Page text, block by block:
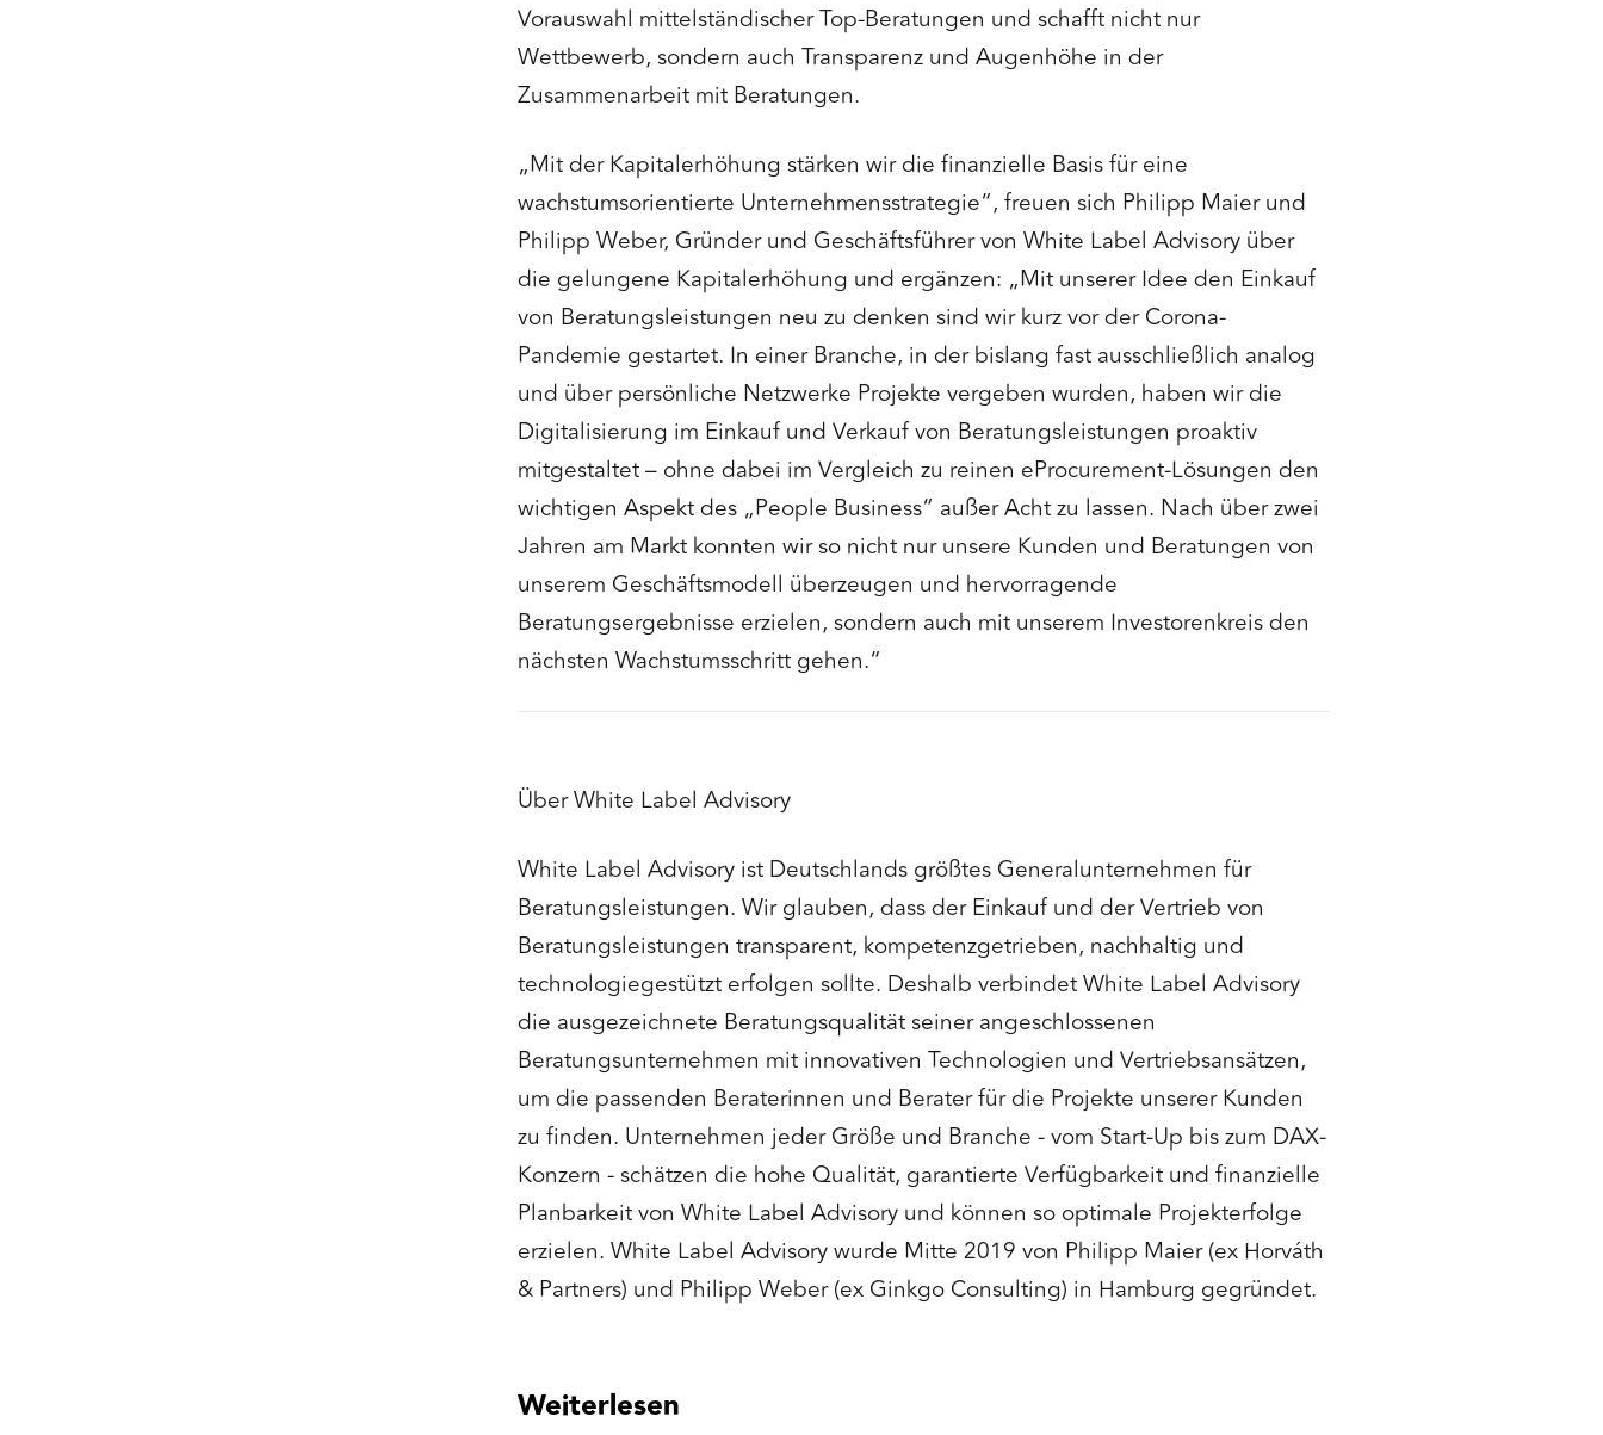
Vorauswahl mittelständischer Top-Beratungen und schafft nicht nur
Wettbewerb, sondern auch Transparenz und Augenhöhe in der
Zusammenarbeit mit Beratungen.
„Mit der Kapitalerhöhung stärken wir die finanzielle Basis für eine
wachstumsorientierte Unternehmensstrategie“, freuen sich Philipp Maier und
Philipp Weber, Gründer und Geschäftsführer von White Label Advisory über
die gelungene Kapitalerhöhung und ergänzen: „Mit unserer Idee den Einkauf
von Beratungsleistungen neu zu denken sind wir kurz vor der Corona-
Pandemie gestartet. In einer Branche, in der bislang fast ausschließlich analog
und über persönliche Netzwerke Projekte vergeben wurden, haben wir die
Digitalisierung im Einkauf und Verkauf von Beratungsleistungen proaktiv
mitgestaltet – ohne dabei im Vergleich zu reinen eProcurement-Lösungen den
wichtigen Aspekt des „People Business“ außer Acht zu lassen. Nach über zwei
Jahren am Markt konnten wir so nicht nur unsere Kunden und Beratungen von
unserem Geschäftsmodell überzeugen und hervorragende
Beratungsergebnisse erzielen, sondern auch mit unserem Investorenkreis den
nächsten Wachstumsschritt gehen.“
Über White Label Advisory
White Label Advisory ist Deutschlands größtes Generalunternehmen für
Beratungsleistungen. Wir glauben, dass der Einkauf und der Vertrieb von
Beratungsleistungen transparent, kompetenzgetrieben, nachhaltig und
technologiegestützt erfolgen sollte. Deshalb verbindet White Label Advisory
die ausgezeichnete Beratungsqualität seiner angeschlossenen
Beratungsunternehmen mit innovativen Technologien und Vertriebsansätzen,
um die passenden Beraterinnen und Berater für die Projekte unserer Kunden
zu finden. Unternehmen jeder Größe und Branche - vom Start-Up bis zum DAX-
Konzern - schätzen die hohe Qualität, garantierte Verfügbarkeit und finanzielle
Planbarkeit von White Label Advisory und können so optimale Projekterfolge
erzielen. White Label Advisory wurde Mitte 2019 von Philipp Maier (ex Horváth
& Partners) und Philipp Weber (ex Ginkgo Consulting) in Hamburg gegründet.
Weiterlesen